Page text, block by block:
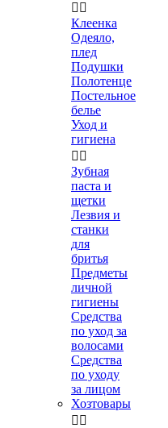
 
Клеенка
Одеяло,
плед
Подушки
Полотенце
Постельное
белье
Уход и
гигиена
 
Зубная
паста и
щетки
Лезвия и
станки
для
бритья
Предметы
личной
гигиены
Средства
по уход за
волосами
Средства
по уходу
за лицом
Хозтовары
 